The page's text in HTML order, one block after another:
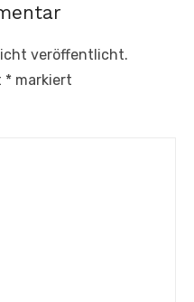
veröffentlicht.
* markiert